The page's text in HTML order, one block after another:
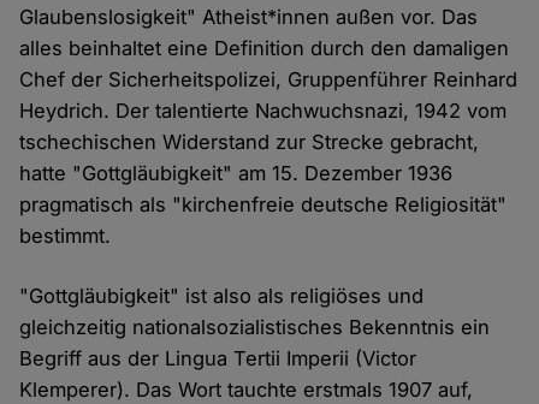
Glaubenslosigkeit" Atheist*innen außen vor. Das
alles beinhaltet eine Definition durch den damaligen
Chef der Sicherheitspolizei, Gruppenführer Reinhard
Heydrich. Der talentierte Nachwuchsnazi, 1942 vom
tschechischen Widerstand zur Strecke gebracht,
hatte "Gottgläubigkeit" am 15. Dezember 1936
pragmatisch als "kirchenfreie deutsche Religiosität"
bestimmt.
"Gottgläubigkeit" ist also als religiöses und
gleichzeitig nationalsozialistisches Bekenntnis ein
Begriff aus der Lingua Tertii Imperii (Victor
Klemperer). Das Wort tauchte erstmals 1907 auf,